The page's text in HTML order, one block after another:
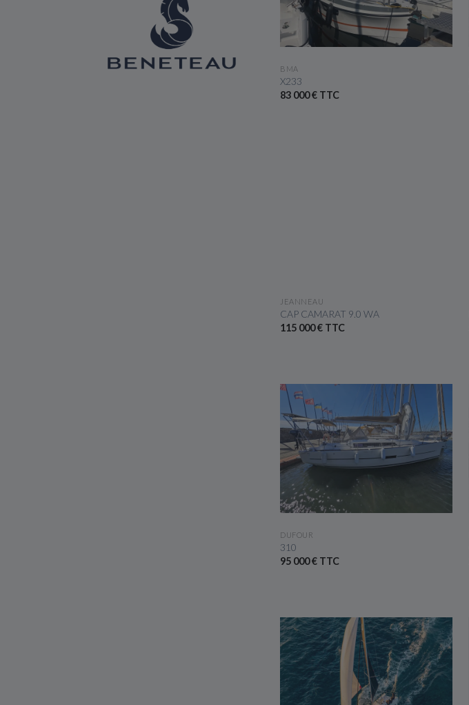
BMA
X233
83 000 € TTC
JEANNEAU
CAP CAMARAT 9.0 WA
115 000 € TTC
DUFOUR
310
95 000 € TTC